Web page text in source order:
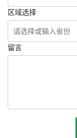
区域选择
留言